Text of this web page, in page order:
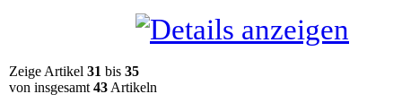
Zeige Artikel 31 bis 35
von insgesamt 43 Artikeln